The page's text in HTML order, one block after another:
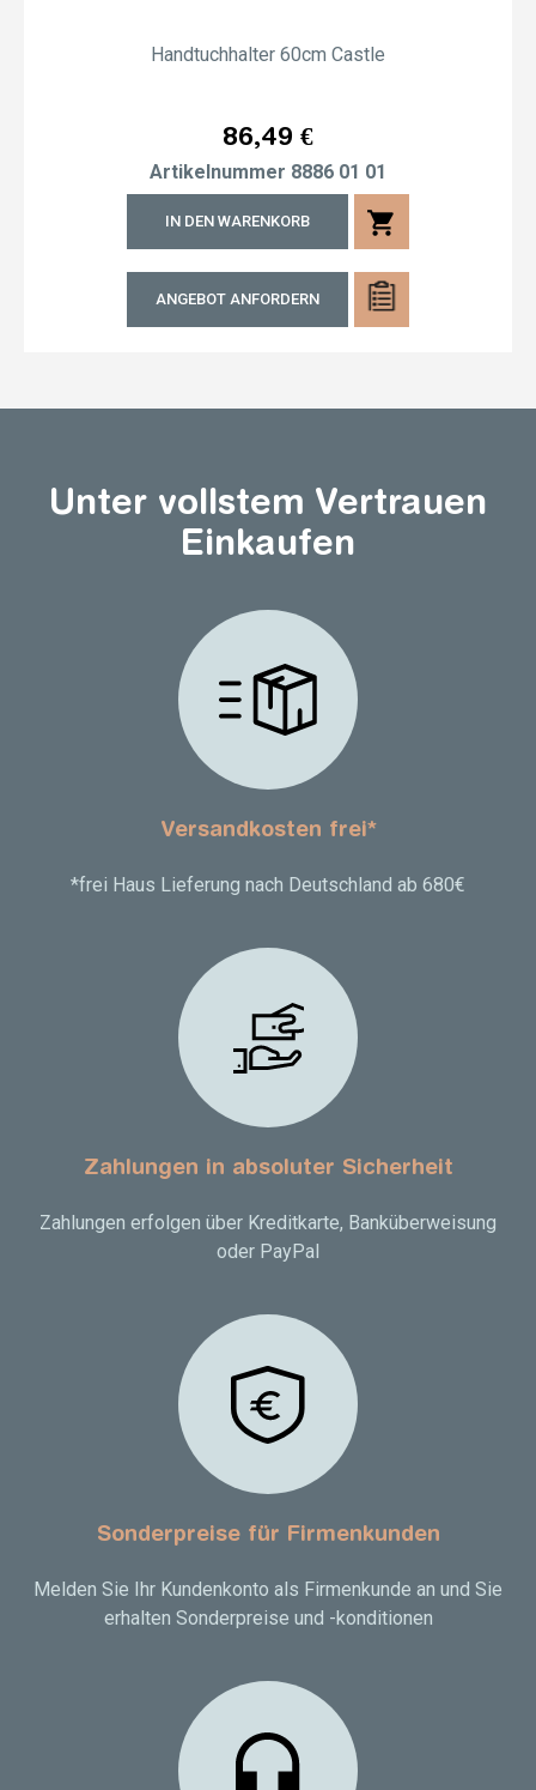
Handtuchhalter 60cm Castle
Preis
86,49 €
Artikelnummer 8886 01 01
IN DEN WARENKORB shopping_cart
ANGEBOT ANFORDERN
Unter vollstem Vertrauen
Einkaufen
Versandkosten frei*
*frei Haus Lieferung nach Deutschland ab 680€
Zahlungen in absoluter Sicherheit
Zahlungen erfolgen über Kreditkarte, Banküberweisung
oder PayPal
Sonderpreise für Firmenkunden
Melden Sie Ihr Kundenkonto als Firmenkunde an und Sie
erhalten Sonderpreise und -konditionen